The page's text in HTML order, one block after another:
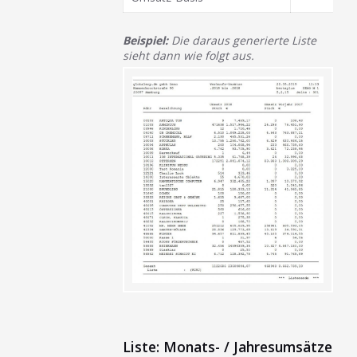
Beispiel:Die daraus generierte Liste
sieht dann wie folgt aus.
Liste: Monats- / Jahresumsätze